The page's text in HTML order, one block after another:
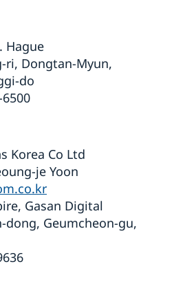
Hague
ri, Dongtan-Myun,
do
Korea Co Ltd
je Yoon
Gasan Digital
dong, Geumcheon-gu,